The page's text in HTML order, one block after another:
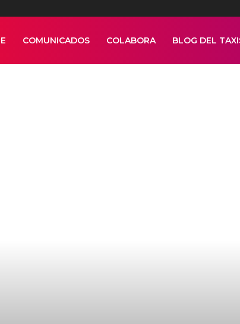
COMUNICADOS COLABORA BLOG DEL